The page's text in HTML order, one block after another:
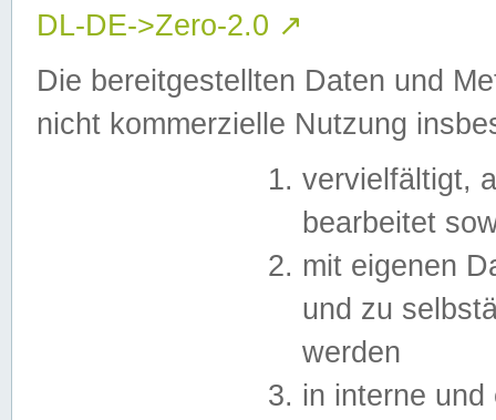
DL-DE->Zero-2.0 ↗
Die bereitgestellten Daten und
nicht kommerzielle Nutzung
vervielfältigt,
bearbeitet
mit eigenen
und zu
werden
in interne